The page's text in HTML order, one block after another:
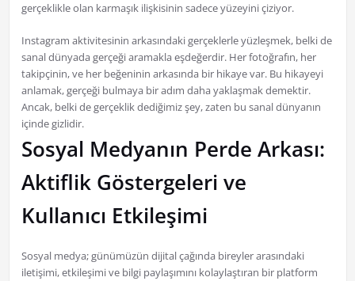
gerçeklikle olan karmaşık ilişkisinin sadece yüzeyini çiziyor.
Instagram aktivitesinin arkasındaki gerçeklerle yüzleşmek, belki de
sanal dünyada gerçeği aramakla eşdeğerdir. Her fotoğrafın, her
takipçinin, ve her beğeninin arkasında bir hikaye var. Bu hikayeyi
anlamak, gerçeği bulmaya bir adım daha yaklaşmak demektir.
Ancak, belki de gerçeklik dediğimiz şey, zaten bu sanal dünyanın
içinde gizlidir.
Sosyal Medyanın Perde Arkası:
Aktiflik Göstergeleri ve
Kullanıcı Etkileşimi
Sosyal medya; günümüzün dijital çağında bireyler arasındaki
iletişimi, etkileşimi ve bilgi paylaşımını kolaylaştıran bir platform